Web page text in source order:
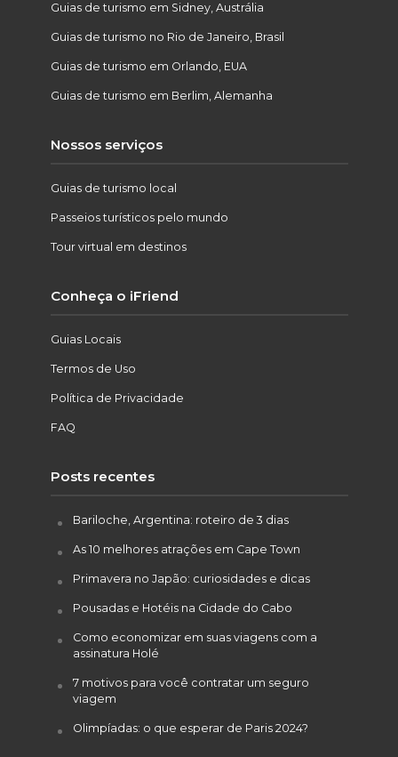
Guias de turismo em Sidney, Austrália
Guias de turismo no Rio de Janeiro, Brasil
Guias de turismo em Orlando, EUA
Guias de turismo em Berlim, Alemanha
Nossos serviços
Guias de turismo local
Passeios turísticos pelo mundo
Tour virtual em destinos
Conheça o iFriend
Guias Locais
Termos de Uso
Política de Privacidade
FAQ
Posts recentes
Bariloche, Argentina: roteiro de 3 dias
As 10 melhores atrações em Cape Town
Primavera no Japão: curiosidades e dicas
Pousadas e Hotéis na Cidade do Cabo
Como economizar em suas viagens com a
assinatura Holé
7 motivos para você contratar um seguro
viagem
Olimpíadas: o que esperar de Paris 2024?